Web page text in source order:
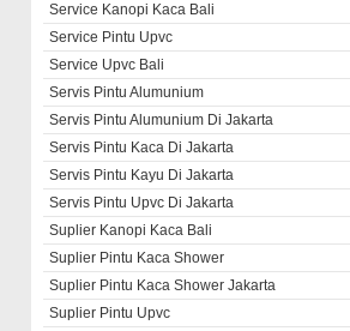
Service Kanopi Kaca Bali
Service Pintu Upvc
Service Upvc Bali
Servis Pintu Alumunium
Servis Pintu Alumunium Di Jakarta
Servis Pintu Kaca Di Jakarta
Servis Pintu Kayu Di Jakarta
Servis Pintu Upvc Di Jakarta
Suplier Kanopi Kaca Bali
Suplier Pintu Kaca Shower
Suplier Pintu Kaca Shower Jakarta
Suplier Pintu Upvc